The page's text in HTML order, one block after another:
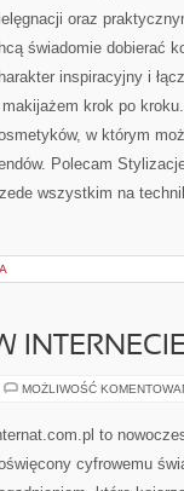
oraz
świadomie dobierać
inspiracyjny i
krok po
w którym
Polecam
wszystkim na
MOŻLIWOŚĆ
to
cyfrowemu